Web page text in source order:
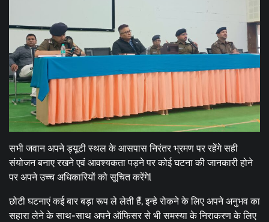
सभी जवान अपने ड्यूटी स्थल के आसपास निरंतर भ्रमण पर रहेंगे सही
संयोजन बनाए रखने एवं आवश्यकता पड़ने पर कोई घटना की जानकारी होने
पर अपने उच्च अधिकारियों को सूचित करेंगेl
छोटी घटनाएं कई बार बड़ा रूप ले लेती हैं, इन्हे रोकने के लिए अपने अनुभव का
सहारा लेने के साथ-साथ अपने ऑफिसर से भी समस्या के निराकरण के लिए